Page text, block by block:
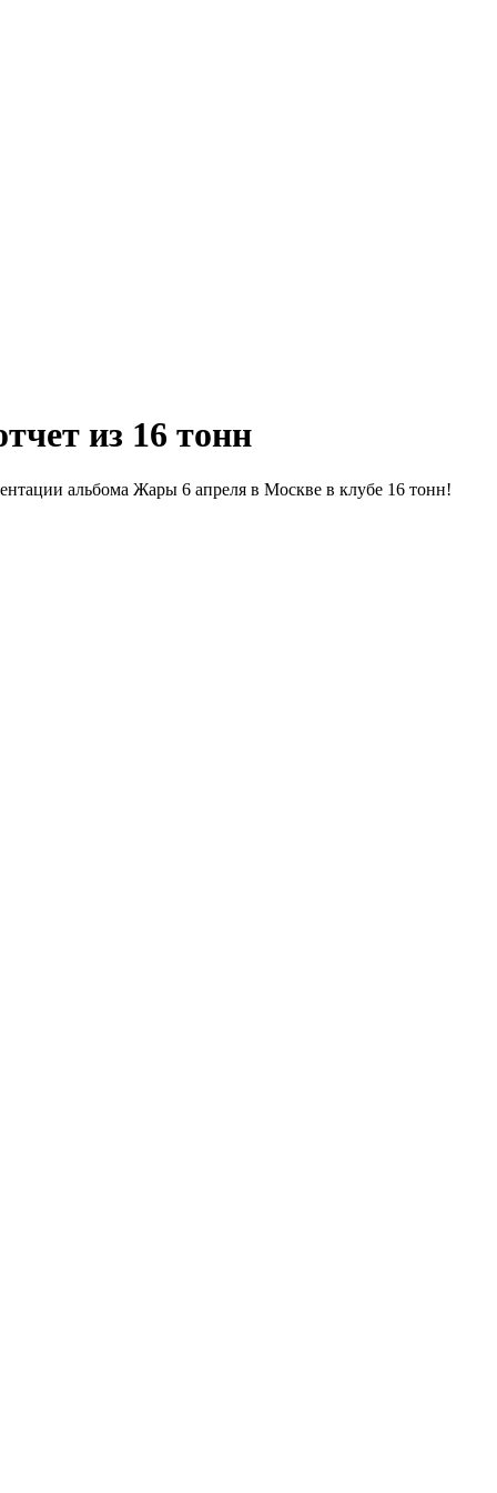
из 16 тонн
альбома Жары 6 апреля в Москве в клубе 16 тонн!